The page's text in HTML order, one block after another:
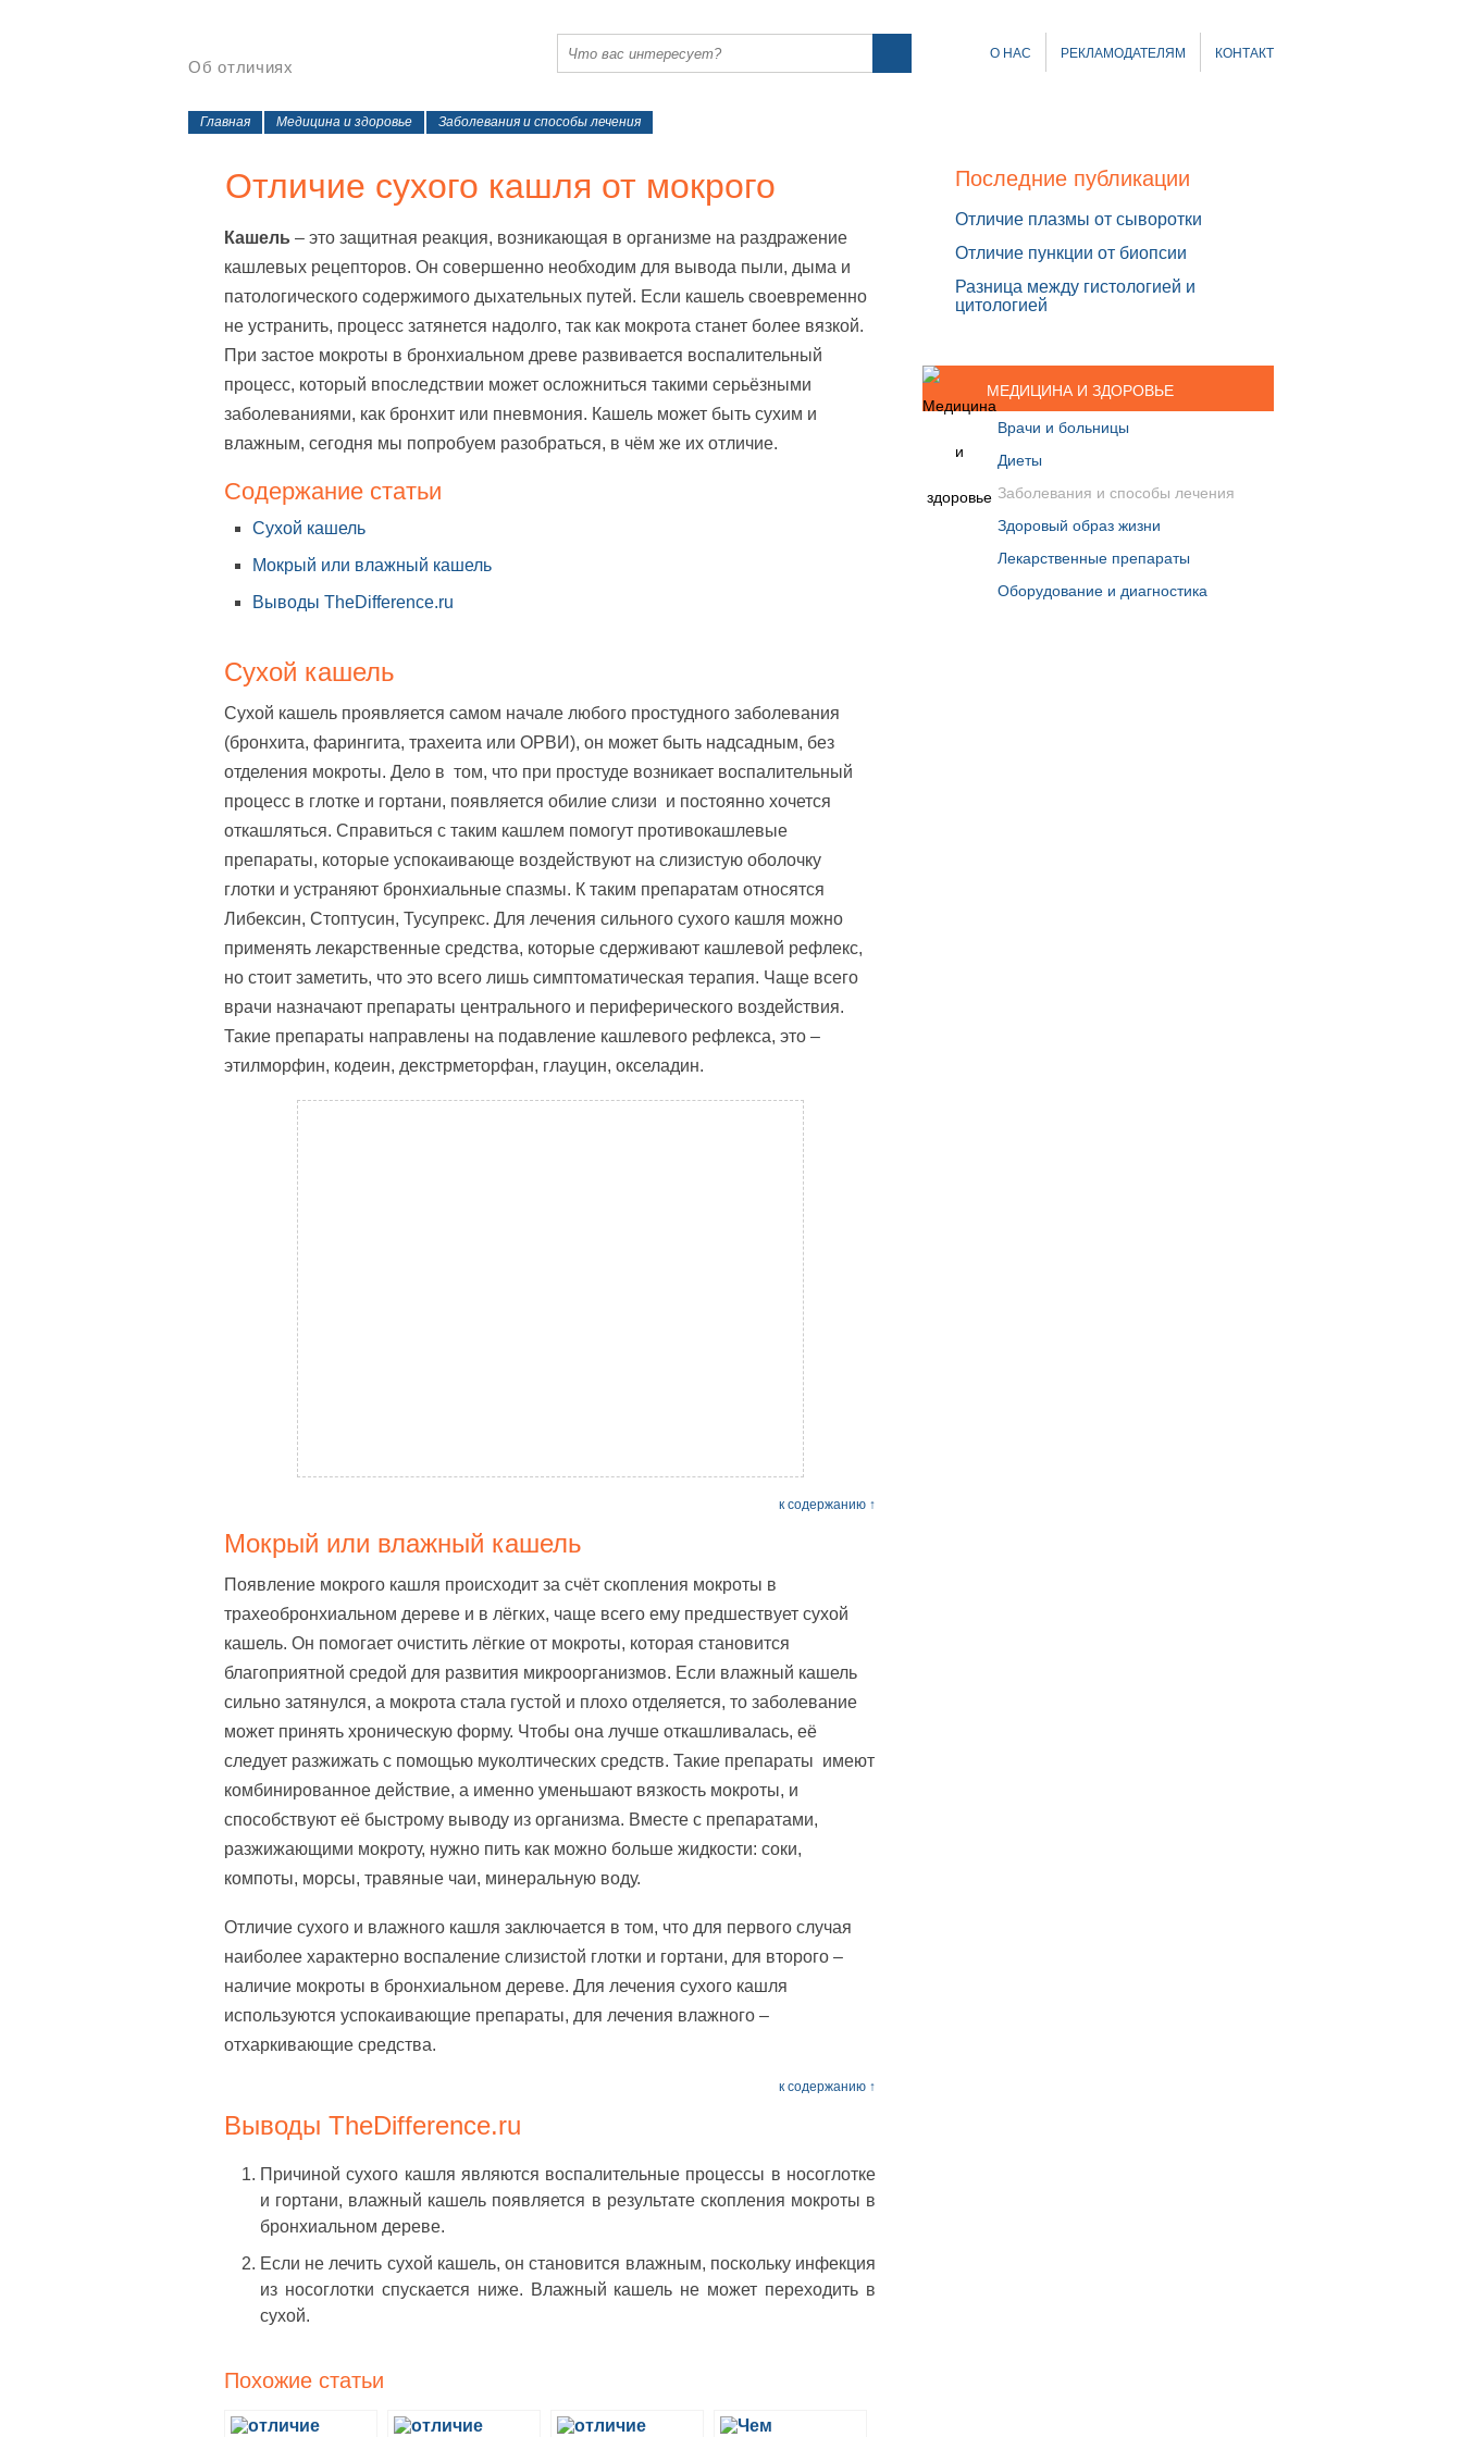
Об отличиях
О НАС РЕКЛАМОДАТЕЛЯМ КОНТАКТ
Главная Медицина и здоровье Заболевания и способы лечения
Отличие сухого кашля от мокрого
Кашель – это защитная реакция, возникающая в организме на раздражение
кашлевых рецепторов. Он совершенно необходим для вывода пыли, дыма и
патологического содержимого дыхательных путей. Если кашель своевременно
не устранить, процесс затянется надолго, так как мокрота станет более вязкой.
При застое мокроты в бронхиальном древе развивается воспалительный
процесс, который впоследствии может осложниться такими серьёзными
заболеваниями, как бронхит или пневмония. Кашель может быть сухим и
влажным, сегодня мы попробуем разобраться, в чём же их отличие.
Содержание статьи
Сухой кашель
Мокрый или влажный кашель
Выводы TheDifference.ru
Сухой кашель
Сухой кашель проявляется самом начале любого простудного заболевания
(бронхита, фарингита, трахеита или ОРВИ), он может быть надсадным, без
отделения мокроты. Дело в том, что при простуде возникает воспалительный
процесс в глотке и гортани, появляется обилие слизи и постоянно хочется
откашляться. Справиться с таким кашлем помогут противокашлевые
препараты, которые успокаивающе воздействуют на слизистую оболочку
глотки и устраняют бронхиальные спазмы. К таким препаратам относятся
Либексин, Стоптусин, Тусупрекс. Для лечения сильного сухого кашля можно
применять лекарственные средства, которые сдерживают кашлевой рефлекс,
но стоит заметить, что это всего лишь симптоматическая терапия. Чаще всего
врачи назначают препараты центрального и периферического воздействия.
Такие препараты направлены на подавление кашлевого рефлекса, это –
этилморфин, кодеин, декстрметорфан, глауцин, окселадин.
к содержанию ↑
Мокрый или влажный кашель
Появление мокрого кашля происходит за счёт скопления мокроты в
трахеобронхиальном дереве и в лёгких, чаще всего ему предшествует сухой
кашель. Он помогает очистить лёгкие от мокроты, которая становится
благоприятной средой для развития микроорганизмов. Если влажный кашель
сильно затянулся, а мокрота стала густой и плохо отделяется, то заболевание
может принять хроническую форму. Чтобы она лучше откашливалась, её
следует разжижать с помощью муколтических средств. Такие препараты имеют
комбинированное действие, а именно уменьшают вязкость мокроты, и
способствуют её быстрому выводу из организма. Вместе с препаратами,
разжижающими мокроту, нужно пить как можно больше жидкости: соки,
компоты, морсы, травяные чаи, минеральную воду.
Отличие сухого и влажного кашля заключается в том, что для первого случая
наиболее характерно воспаление слизистой глотки и гортани, для второго –
наличие мокроты в бронхиальном дереве. Для лечения сухого кашля
используются успокаивающие препараты, для лечения влажного –
отхаркивающие средства.
к содержанию ↑
Выводы TheDifference.ru
Причиной сухого кашля являются воспалительные процессы в носоглотке
и гортани, влажный кашель появляется в результате скопления мокроты в
бронхиальном дереве.
Если не лечить сухой кашель, он становится влажным, поскольку инфекция
из носоглотки спускается ниже. Влажный кашель не может переходить в
сухой.
Похожие статьи
Последние публикации
Отличие плазмы от сыворотки
Отличие пункции от биопсии
Разница между гистологией и
цитологией
МЕДИЦИНА И ЗДОРОВЬЕ
Врачи и больницы
Диеты
Заболевания и способы лечения
Здоровый образ жизни
Лекарственные препараты
Оборудование и диагностика